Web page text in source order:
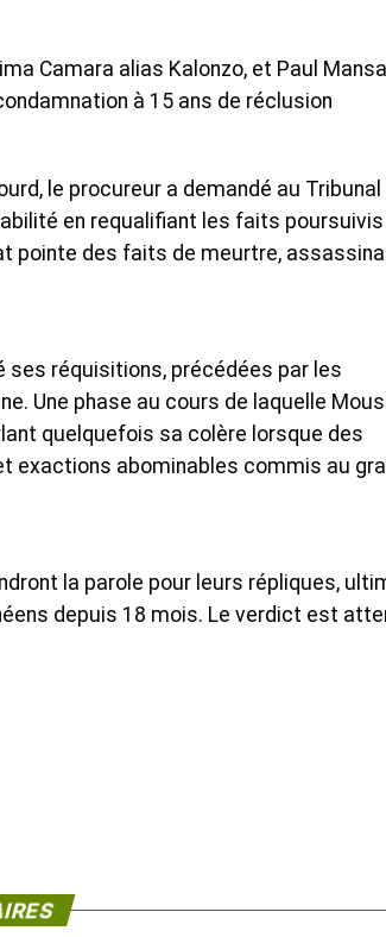
Camara alias Kalonzo, et Paul Mansa
à 15 ans de réclusion
le procureur a demandé au Tribunal
en requalifiant les faits poursuivis
pointe des faits de meurtre,
ses réquisitions, précédées par les
Une phase au cours de laquelle
quelquefois sa colère lorsque des
exactions abominables commis au
la parole pour leurs répliques,
depuis 18 mois. Le verdict est